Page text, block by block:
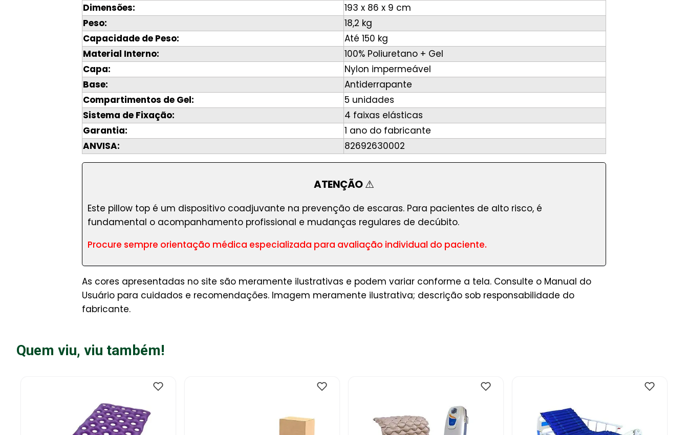
Dimensões:
193 x 86 x 9 cm
Peso:
18,2 kg
Capacidade de Peso:
Até 150 kg
Material Interno:
100% Poliuretano + Gel
Capa:
Nylon impermeável
Base:
Antiderrapante
Compartimentos de Gel:
5 unidades
Sistema de Fixação:
4 faixas elásticas
Garantia:
1 ano do fabricante
ANVISA:
82692630002
ATENÇÃO⚠
Este pillow top é um dispositivo coadjuvante na prevenção de escaras. Para pacientes de alto risco, é
fundamental o acompanhamento profissional e mudanças regulares de decúbito.
Procure sempre orientação médica especializada para avaliação individual do paciente.
As cores apresentadas no site são meramente ilustrativas e podem variar conforme a tela. Consulte o Manual do
Usuário para cuidados e recomendações. Imagem meramente ilustrativa; descrição sob responsabilidade do
fabricante.
Quem viu, viu também!